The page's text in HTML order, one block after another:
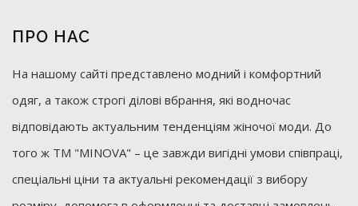
ПРО НАС
На нашому сайті представлено модний і комфортний
одяг, а також строгі ділові вбрання, які водночас
відповідають актуальним тенденціям жіночої моди. До
того ж ТМ "MINOVA" – це завжди вигідні умови співпраці,
спеціальні ціни та актуальні рекомендації з вибору